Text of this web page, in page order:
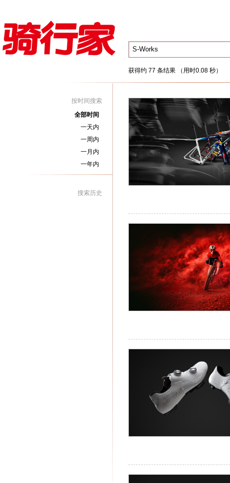
获得约 77 条结果 （用时0.08 秒）
按时间搜索
全部时间
一天内
一周内
一月内
一年内
搜索历史